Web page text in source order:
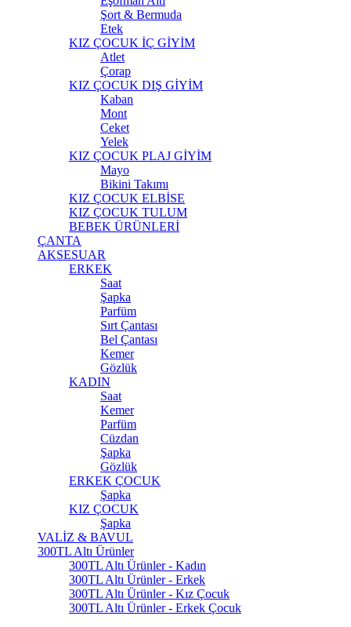
Şort & Bermuda
Etek
KIZ ÇOCUK İÇ GİYİM
Atlet
Çorap
KIZ ÇOCUK DIŞ GİYİM
Kaban
Mont
Ceket
Yelek
KIZ ÇOCUK PLAJ GİYİM
Mayo
Bikini Takımı
KIZ ÇOCUK ELBİSE
KIZ ÇOCUK TULUM
BEBEK ÜRÜNLERİ
ÇANTA
AKSESUAR
ERKEK
Saat
Şapka
Parfüm
Sırt Çantası
Bel Çantası
Kemer
Gözlük
KADIN
Saat
Kemer
Parfüm
Cüzdan
Şapka
Gözlük
ERKEK ÇOCUK
Şapka
KIZ ÇOCUK
Şapka
VALİZ & BAVUL
300TL Altı Ürünler
300TL Altı Ürünler - Kadın
300TL Altı Ürünler - Erkek
300TL Altı Ürünler - Kız Çocuk
300TL Altı Ürünler - Erkek Çocuk